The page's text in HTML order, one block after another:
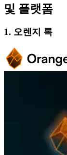
및 플랫폼
1. 오렌지 록